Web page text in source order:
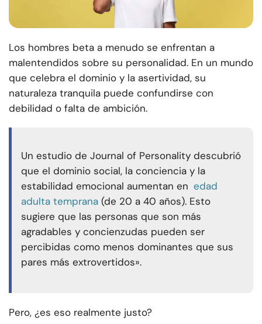
Los hombres beta a menudo se enfrentan a
malentendidos sobre su personalidad. En un mundo
que celebra el dominio y la asertividad, su
naturaleza tranquila puede confundirse con
debilidad o falta de ambición.
Un estudio de Journal of Personality descubrió
que el dominio social, la conciencia y la
estabilidad emocional aumentan en edad
adulta temprana (de 20 a 40 años). Esto
sugiere que las personas que son más
agradables y concienzudas pueden ser
percibidas como menos dominantes que sus
pares más extrovertidos».
Pero, ¿es eso realmente justo?